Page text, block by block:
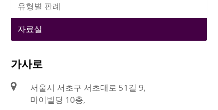
유형별 판례
자료실
가사로
서울시 서초구 서초대로 51길 9,
마이빌딩 10층,